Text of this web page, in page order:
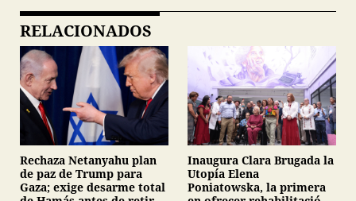
RELACIONADOS
Rechaza Netanyahu plan
de paz de Trump para
Gaza; exige desarme total
Inaugura Clara Brugada la
Utopía Elena
Poniatowska, la primera